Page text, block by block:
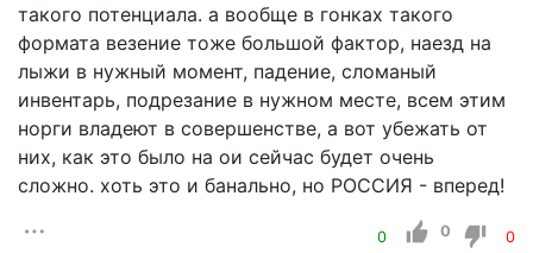
такого потенциала. а вообще в гонках такого
формата везение тоже большой фактор, наезд на
лыжи в нужный момент, падение, сломаный
инвентарь, подрезание в нужном месте, всем этим
норги владеют в совершенстве, а вот убежать от
них, как это было на ои сейчас будет очень
сложно. хоть это и банально, но РОССИЯ - вперед!
0 0 0